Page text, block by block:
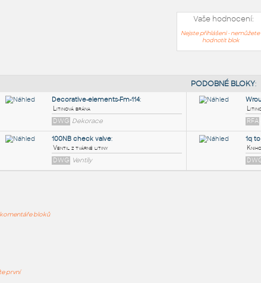
Vaše hodnocení:
Nejste přihlášeni - nemůžete
hodnotit blok
komentáře bloků
první